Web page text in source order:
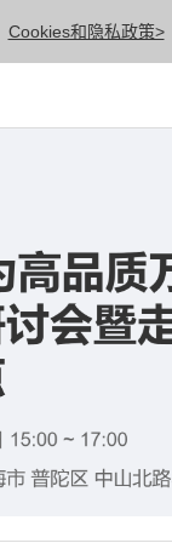
Cookies和隐私政策>